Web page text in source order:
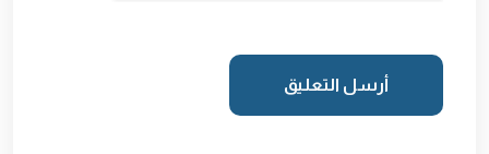
أرسل التعليق